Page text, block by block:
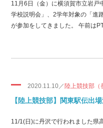
11月6日（金）に横須賀市立岩戸
学校説明会」、2学年対象の「進
が参加をしてきました。 午前は
2020.11.10／陸上競技部（
【陸上競技部】関東駅伝出場
11/1(日)に丹沢で行われました県